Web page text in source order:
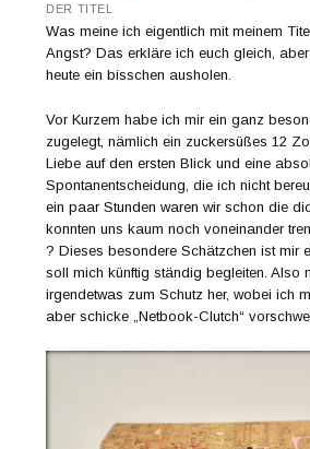
DER TITEL
Was meine ich eigentlich mit meinem
Angst? Das erkläre ich euch gleich,
heute ein bisschen ausholen.
Vor Kurzem habe ich mir ein ganz
zugelegt, nämlich ein zuckersüßes 12
Liebe auf den ersten Blick und eine
Spontanentscheidung, die ich nicht
ein paar Stunden waren wir schon die
konnten uns kaum noch voneinander
? Dieses besondere Schätzchen ist mir
soll mich künftig ständig begleiten. Also
irgendetwas zum Schutz her, wobei ich
aber schicke „Netbook-Clutch“